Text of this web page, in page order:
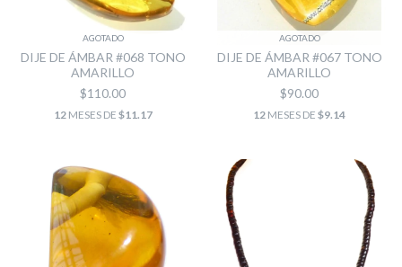
AGOTADO
DIJE DE ÁMBAR #068 TONO
AMARILLO
$110.00
12MESES DE $11.17
AGOTADO
DIJE DE ÁMBAR #067 TONO
AMARILLO
$90.00
12 MESES DE $9.14